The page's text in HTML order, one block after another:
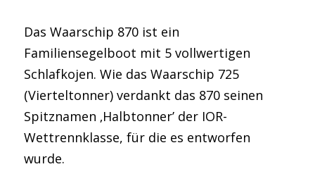
Das Waarschip 870 ist ein
Familiensegelboot mit 5 vollwertigen
Schlafkojen. Wie das Waarschip 725
(Vierteltonner) verdankt das 870 seinen
Spitznamen ‚Halbtonner’ der IOR-
Wettrennklasse, für die es entworfen
wurde.